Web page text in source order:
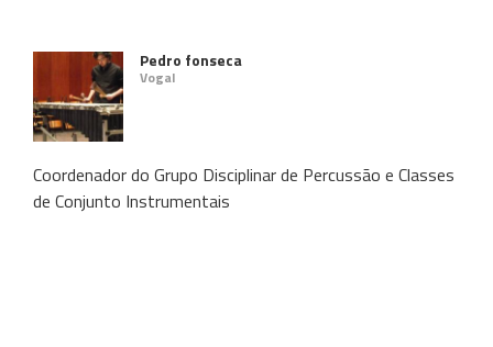
Pedro fonseca
Vogal
Coordenador do Grupo Disciplinar de Percussão e Classes
de Conjunto Instrumentais